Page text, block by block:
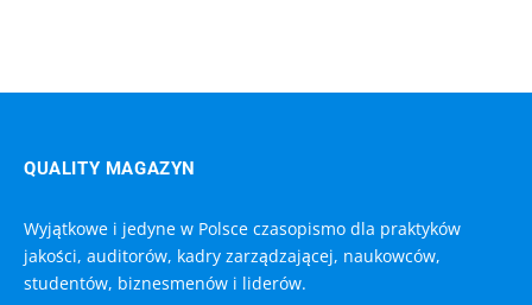
QUALITY MAGAZYN
Wyjątkowe i jedyne w Polsce czasopismo dla praktyków
jakości, auditorów, kadry zarządzającej, naukowców,
studentów, biznesmenów i liderów.